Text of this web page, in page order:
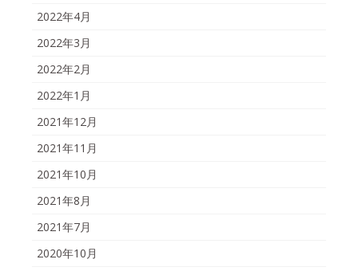
2022年4月
2022年3月
2022年2月
2022年1月
2021年12月
2021年11月
2021年10月
2021年8月
2021年7月
2020年10月